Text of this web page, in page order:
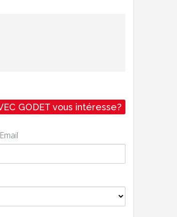
GODET vous intéresse?
Email